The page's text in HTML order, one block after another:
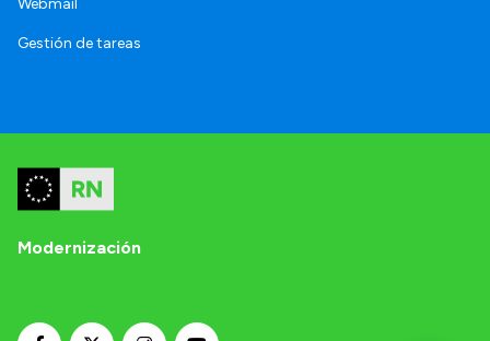
Gestión de tareas
Modernización